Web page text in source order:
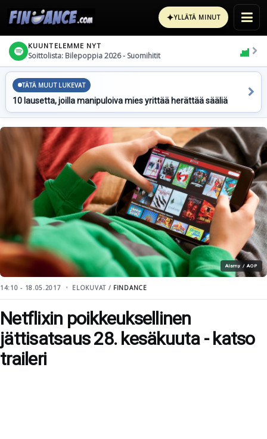
✦YLLÄTÄ MINUT
KUUNTELEMME NYT
Soittolista: Bilepoppia 2026 - Suomihitit
TÄTÄ MUUT LUKEVAT
10 lausetta, joilla manipuloiva mies yrittää herättää sääliä
Alamy / AOP
14:10 - 18.05.2017 ELOKUVAT / FINDANCE
Netflixin poikkeuksellinen
jättisatsaus 28. kesäkuuta - katso
traileri